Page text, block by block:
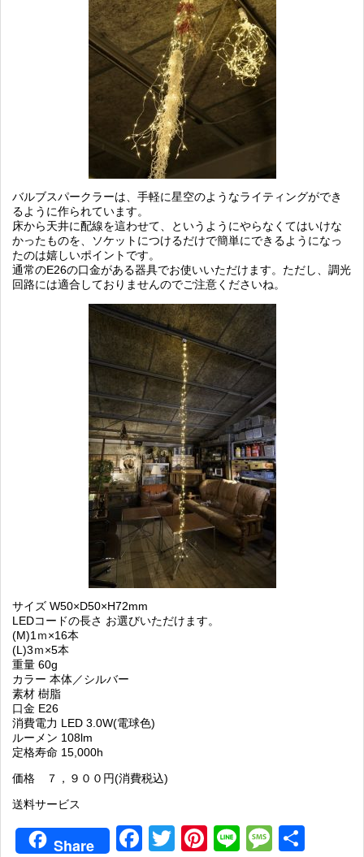
バルブスパークラーは、手軽に星空のようなライティングができ
るように作られています。
床から天井に配線を這わせて、というようにやらなくてはいけな
かったものを、ソケットにつけるだけで簡単にできるようになっ
たのは嬉しいポイントです。
通常のE26の口金がある器具でお使いいただけます。ただし、調光
回路には適合しておりませんのでご注意くださいね。
サイズ W50×D50×H72mm
LEDコードの長さ お選びいただけます。
(M)1ｍ×16本
(L)3ｍ×5本
重量 60g
カラー 本体／シルバー
素材 樹脂
口金 E26
消費電力 LED 3.0W(電球色)
ルーメン 108lm
定格寿命 15,000h
価格 ７，９００円(消費税込)
送料サービス
Share Facebook
TwitterPinterest
Line